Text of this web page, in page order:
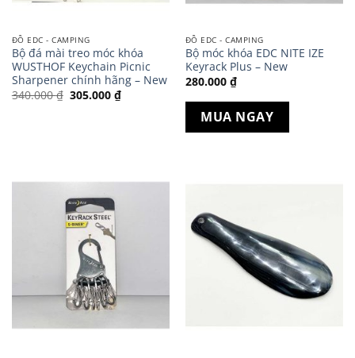
ĐỒ EDC - CAMPING
Bộ đá mài treo móc khóa
WUSTHOF Keychain Picnic
Sharpener chính hãng – New
340.000₫ Giá
gốc
305.000 ₫Giá
hiện
ĐỒ EDC - CAMPING
Bộ móc khóa EDC NITE IZE
Keyrack Plus – New
280.000 ₫
MUA NGAY